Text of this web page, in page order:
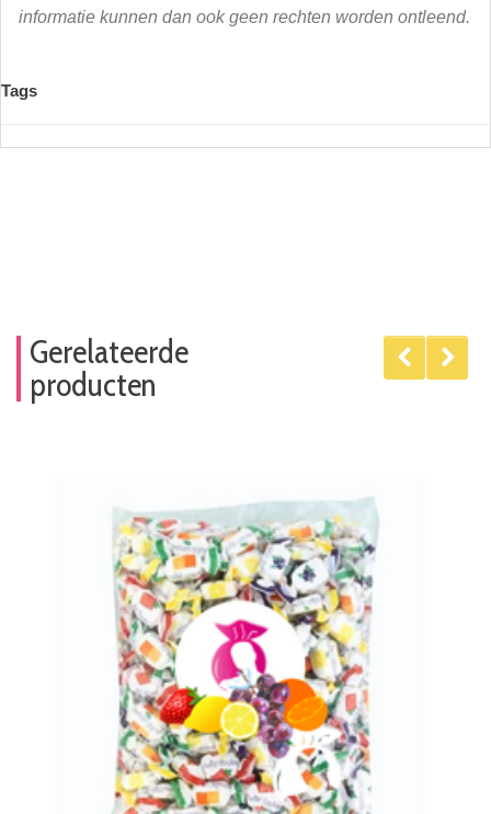
informatie kunnen dan ook geen rechten worden ontleend.
Tags
Gerelateerde
producten